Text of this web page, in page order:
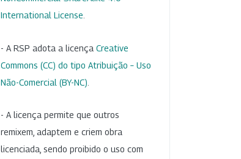
International License
- A RSP adota a licença Creative
Commons (CC) do tipo Atribuição – Uso
Não-Comercial (BY-NC)
- A licença permite que outros
remixem, adaptem e criem obra
licenciada, sendo proibido o uso com